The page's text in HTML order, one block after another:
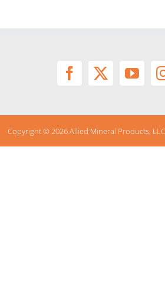
Copyright ©2026 Allied Mineral Products,